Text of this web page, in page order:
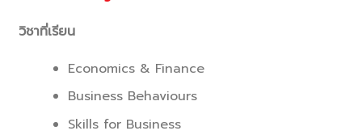
วิชาที่เรียน
Economics & Finance
Business Behaviours
Skills for Business